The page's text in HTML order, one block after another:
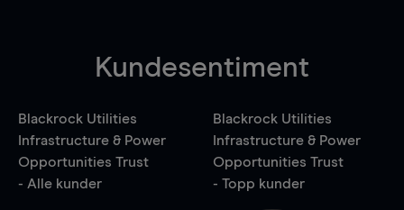
Kundesentiment
Blackrock Utilities
Infrastructure & Power
Opportunities Trust
- Alle kunder
Blackrock Utilities
Infrastructure & Power
Opportunities Trust
- Topp kunder